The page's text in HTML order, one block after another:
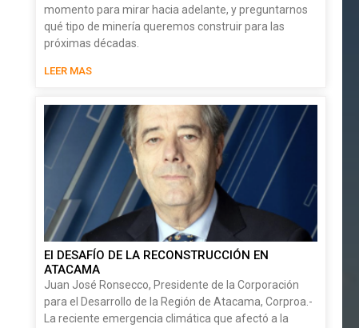
momento para mirar hacia adelante, y preguntarnos
qué tipo de minería queremos construir para las
próximas décadas.
LEER MAS
El DESAFÍO DE LA RECONSTRUCCIÓN EN
ATACAMA
Juan José Ronsecco, Presidente de la Corporación
para el Desarrollo de la Región de Atacama, Corproa.-
La reciente emergencia climática que afectó a la